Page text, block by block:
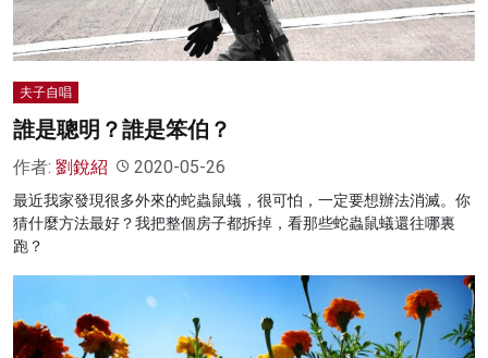
夫子自唱
誰是聰明？誰是笨伯？
作者: 劉銳紹 2020-05-26
最近我家發現很多外來的蛇蟲鼠蟻，很可怕，一定要想辦法消滅。你
猜什麼方法最好？我把整個房子都拆掉，看那些蛇蟲鼠蟻還往哪裏
跑？